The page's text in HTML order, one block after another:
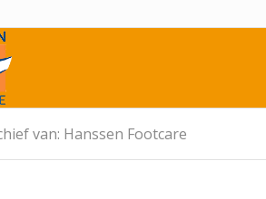
van: Hanssen Footcare